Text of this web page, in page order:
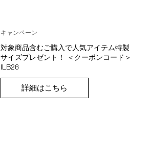
キャンペーン
対象商品含むご購入で人気アイテム特製
サイズプレゼント！ ＜クーポンコード＞
ILB26
詳細はこちら